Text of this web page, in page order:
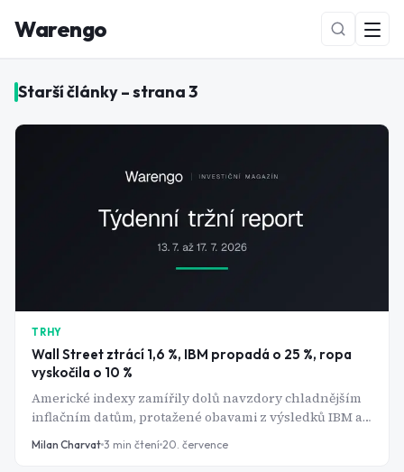
Warengo
NOVÉ
Starší články – strana3
TRHY
Wall Street ztrácí 1,6 %, IBM propadá o 25 %, ropa
vyskočila o 10 %
Americké indexy zamířily dolů navzdory chladnějším
inflačním datům, protažené obavami z výsledků IBM a
Netflix. Ropa Brent za týden zdražila o více než 10 %
Milan Charvat 3 min čtení 20. července